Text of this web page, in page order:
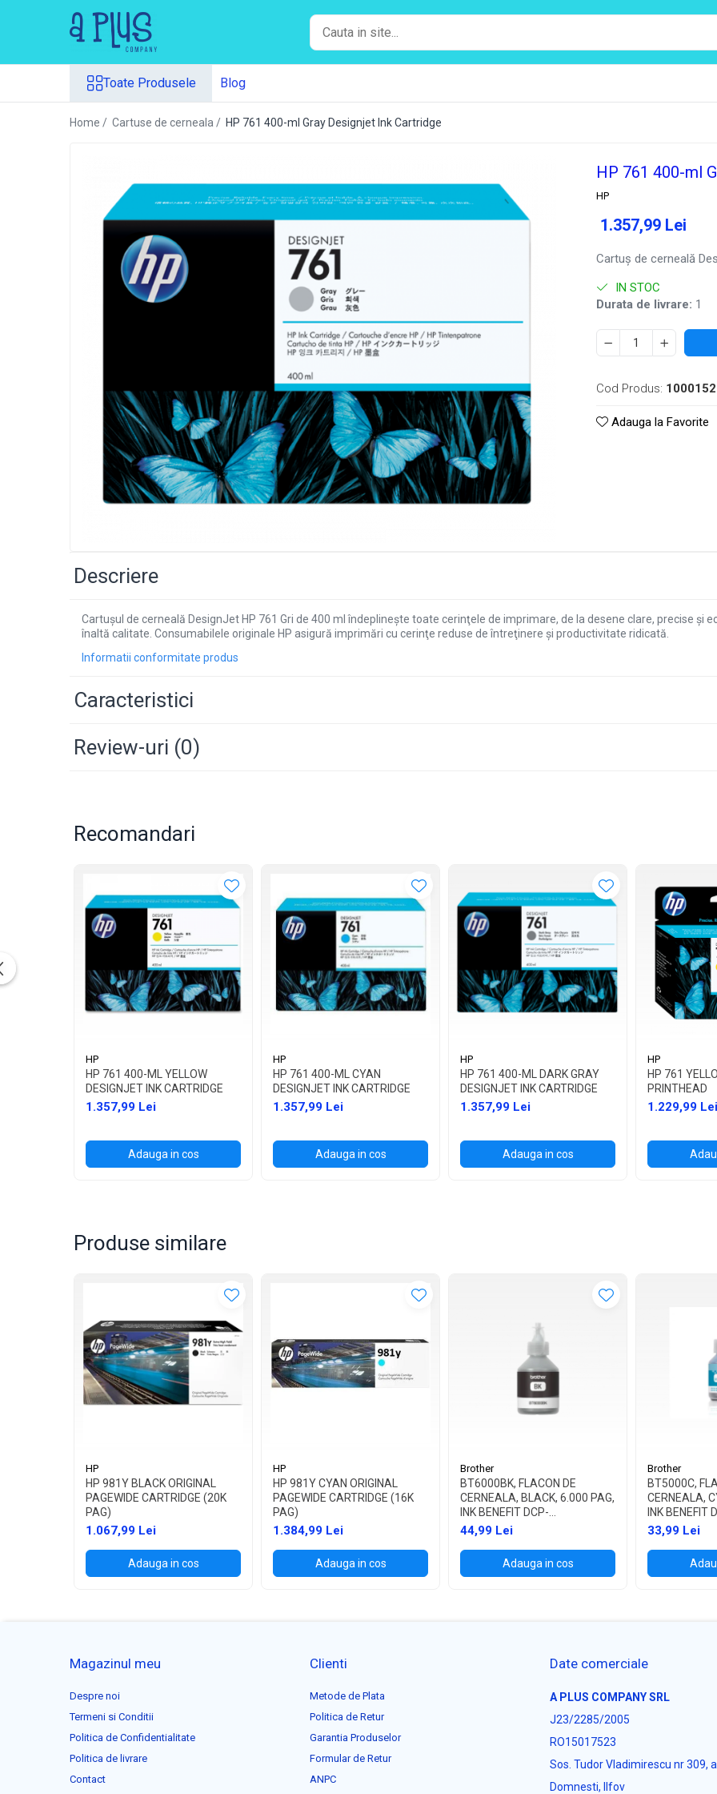
Benzi pentru etichete
Cartuse toner
Unitate cilindru (Drum unit)
Toate Produsele Blog
Home / Cartuse de cerneala / HP 761 400-ml Gray Designjet Ink Cartridge
HP 761 400-ml
HP
1.357,99 Lei
Cartuş de cerneală
IN STOC
Durata de livrare: 1
Cod Produs:
Adauga la Favorite
Descriere
Cartuşul de cerneală DesignJet HP 761 Gri de 400 ml îndeplineşte toate cerinţele de imprimare, de la desene clare, precise şi
înaltă calitate. Consumabilele originale HP asigură imprimări cu cerinţe reduse de întreţinere şi productivitate ridicată.
Informatii conformitate produs
Caracteristici
Review-uri (0)
Recomandari
HP
HP 761 400-ML YELLOW
DESIGNJET INK CARTRIDGE
1.357,99 Lei
Adauga in cos
HP
HP 761 400-ML CYAN
DESIGNJET INK CARTRIDGE
1.357,99 Lei
Adauga in cos
HP
HP 761 400-ML DARK GRAY
DESIGNJET INK CARTRIDGE
1.357,99 Lei
Adauga in cos
HP
HP 761
PRINTHEAD
1.229,99 Lei
Produse similare
HP
HP 981Y BLACK ORIGINAL
PAGEWIDE CARTRIDGE (20K
PAG)
1.067,99 Lei
Adauga in cos
HP
HP 981Y CYAN ORIGINAL
PAGEWIDE CARTRIDGE (16K
PAG)
1.384,99 Lei
Adauga in cos
Brother
BT6000BK, FLACON DE
CERNEALA, BLACK, 6.000 PAG,
INK BENEFIT DCP-
T300/T500W/T700W
44,99 Lei
Adauga in cos
Brother
BT5000C,
CERNEALA,
INK BENEFIT
T300/T500W/
33,99 Lei
Magazinul meu
Despre noi
Termeni si Conditii
Politica de Confidentialitate
Politica de livrare
Contact
Clienti
Metode de Plata
Politica de Retur
Garantia Produselor
Formular de Retur
ANPC
Date comerciale
A PLUS COMPANY SRL
J23/2285/2005
RO15017523
Sos. Tudor Vladimirescu nr 309,
Domnesti, Ilfov